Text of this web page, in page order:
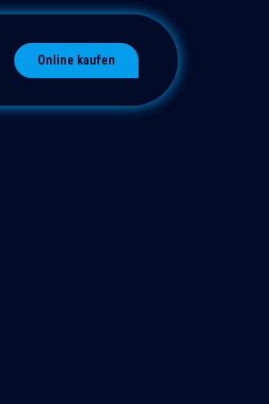
Online kaufen